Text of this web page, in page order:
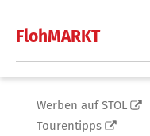
FlohMARKT
Werben auf STOL
Tourentipps